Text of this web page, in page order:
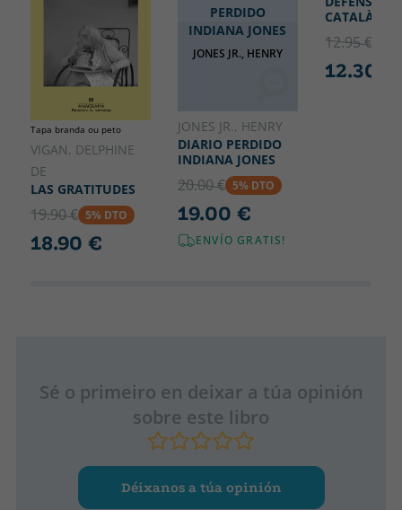
Tapa branda ou peto
VIGAN, DELPHINE
DE
LAS GRATITUDES
19.90 € 5% DTO
18.90 €
PERDIDO
INDIANA JONES
JONES JR., HENRY
JONES JR., HENRY
DIARIO PERDIDO
INDIANA JONES
20.00 € 5% DTO
19.00 €
ENVÍO GRATIS!
CATALÀ
12.95 €
12.30 €
Sé o primeiro en deixar a túa opinión
sobre este libro
Déixanos a túa opinión